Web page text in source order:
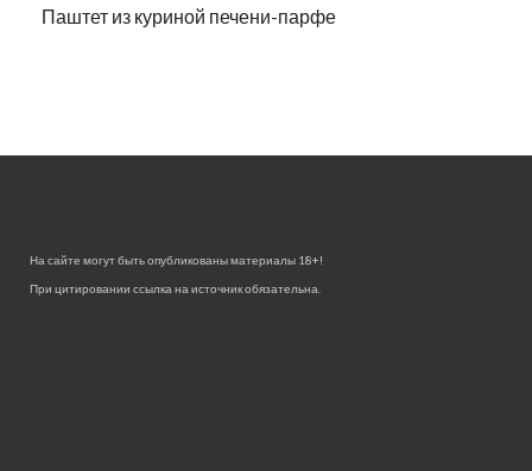
Паштет из куриной печени-парфе
На сайте могут быть опубликованы материалы 18+!
При цитировании ссылка на источник обязательна.